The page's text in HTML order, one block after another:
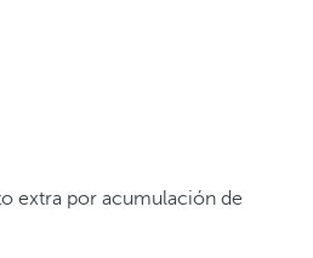
extra por acumulación de